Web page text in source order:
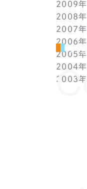
1月
2月
1月
3月
2月
1月
4月
3月
2月
1月
5月
4月
3月
2月
6月
5月
4月
3月
2月
1月
7月
6月
5月
4月
3月
2月
1月
8月
7月
6月
5月
4月
3月
2月
9月
8月
7月
6月
5月
4月
3月
10
9月
8月
7月
5月
4月
3月
11
10
8月
7月
5月
4月
3月
12
11
10
9月
8月
7月
5月
2009年
11
10
9月
8月
7月
6月
2008年
11
10
9月
8月
7月
2007年
12
11
10
9月
2006年
12
11
10
2005年
10
8月
2004年
12
2003年
お